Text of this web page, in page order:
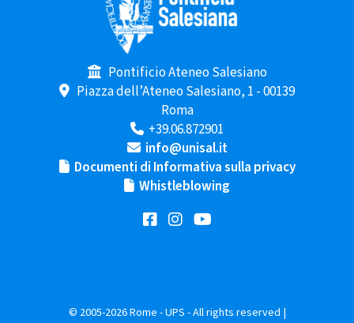
Pontificio Ateneo Salesiano
Piazza dell’Ateneo Salesiano, 1 - 00139
Roma
+39.06.872901
info@unisal.it
Documenti di Informativa sulla privacy
Whistleblowing
© 2005-2026 Rome - UPS - All rights reserved |